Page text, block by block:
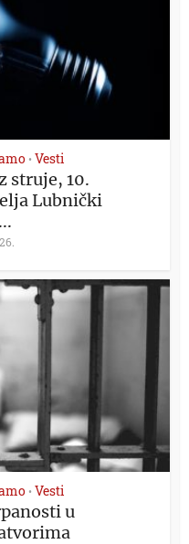
• Vesti
struje, 10.
Lubnički
• Vesti
u